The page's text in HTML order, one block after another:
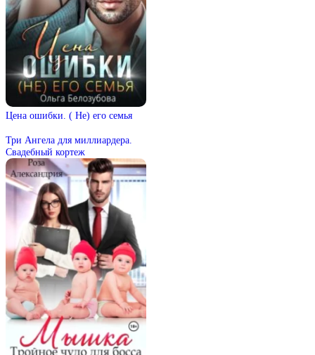
Цена ошибки. ( Не) его семья
Три Ангела для миллиардера.
Свадебный кортеж